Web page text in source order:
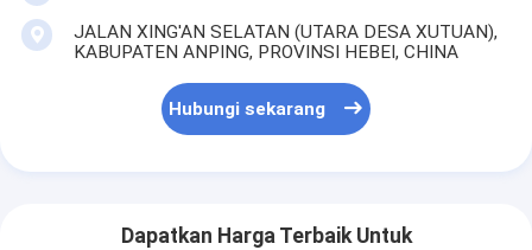
JALAN XING'AN SELATAN (UTARA DESA XUTUAN),
KABUPATEN ANPING, PROVINSI HEBEI, CHINA
Hubungi sekarang
Dapatkan Harga Terbaik Untuk